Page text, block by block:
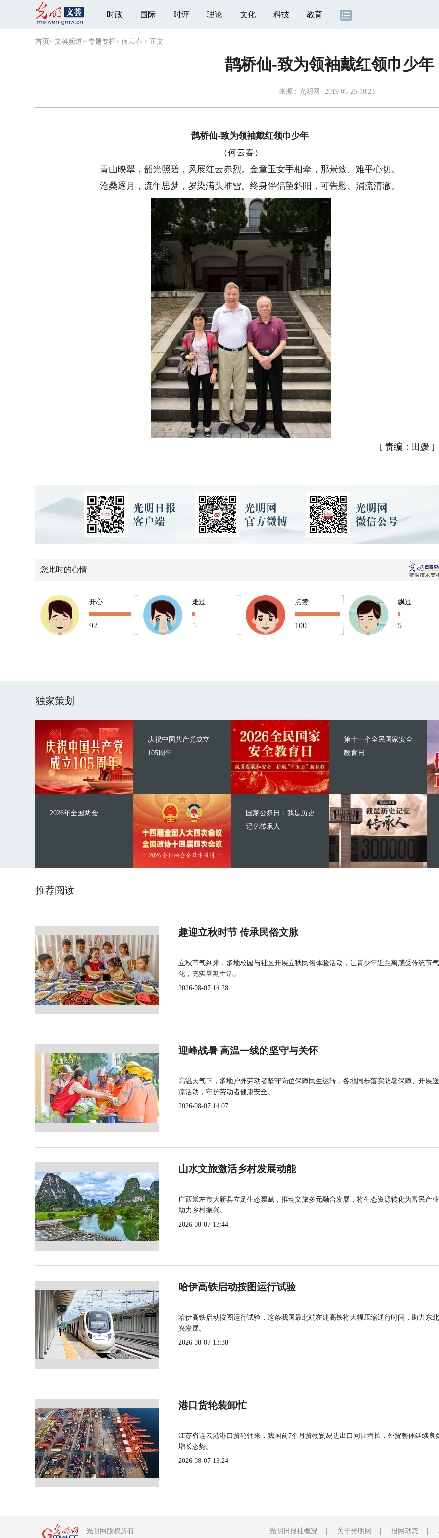
时政 国际 时评 理论 文化 科技 教育
首页 > 文荟频道> 专题专栏> 何云春 > 正文
鹊桥仙-致为领袖戴红领巾少年
来源： 光明网 2019-06-25 18:23
鹊桥仙-致为领袖戴红领巾少年
（何云春）
青山映翠，韶光照碧，风展红云赤烈。金童玉女手相牵，那景致、难平心切。
沧桑逐月，流年思梦，岁染满头堆雪。终身伴侣望斜阳，可告慰、涓流清澈。
[ 责编：田媛]
您此时的心情
开心
92
难过
5
点赞
100
飘过
5
独家策划
庆祝中国共产党成立
105周年
2026年全国两会
第十一个全民国家安全
教育日
国家公祭日：我是历史
记忆传承人
推荐阅读
趣迎立秋时节 传承民俗文脉
立秋节气到来，多地校园与社区开展立秋民俗体验活动，让青少年近距离感受传统节
化，充实暑期生活。
2026-08-07 14:28
迎峰战暑 高温一线的坚守与关怀
高温天气下，多地户外劳动者坚守岗位保障民生运转，各地同步落实防暑保障、开展
凉活动，守护劳动者健康安全。
2026-08-07 14:07
山水文旅激活乡村发展动能
广西崇左市大新县立足生态禀赋，推动文旅多元融合发展，将生态资源转化为富民产
助力乡村振兴。
2026-08-07 13:44
哈伊高铁启动按图运行试验
哈伊高铁启动按图运行试验，这条我国最北端在建高铁将大幅压缩通行时间，助力东
兴发展。
2026-08-07 13:38
港口货轮装卸忙
江苏省连云港港口货轮往来，我国前7个月货物贸易进出口同比增长，外贸整体延续良
增长态势。
2026-08-07 13:24
光明网版权所有 光明日报社概况 关于光明网 报网动态